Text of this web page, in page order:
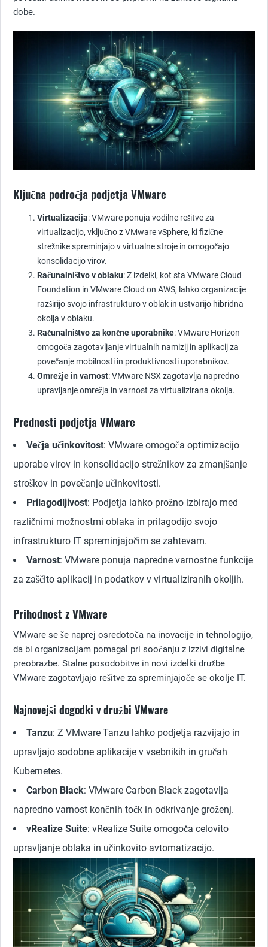
dobe.
Ključna področja podjetja VMware
Virtualizacija: VMware ponuja vodilne rešitve za
virtualizacijo, vključno z VMware vSphere, ki fizične
strežnike spreminjajo v virtualne stroje in omogočajo
konsolidacijo virov.
Računalništvo v oblaku: Z izdelki, kot sta VMware Cloud
Foundation in VMware Cloud on AWS, lahko organizacije
razširijo svojo infrastrukturo v oblak in ustvarijo hibridna
okolja v oblaku.
Računalništvo za končne uporabnike: VMware Horizon
omogoča zagotavljanje virtualnih namizij in aplikacij za
povečanje mobilnosti in produktivnosti uporabnikov.
Omrežje in varnost: VMware NSX zagotavlja napredno
upravljanje omrežja in varnost za virtualizirana okolja.
Prednosti podjetja VMware
Večja učinkovitost: VMware omogoča optimizacijo
uporabe virov in konsolidacijo strežnikov za zmanjšanje
stroškov in povečanje učinkovitosti.
Prilagodljivost: Podjetja lahko prožno izbirajo med
različnimi možnostmi oblaka in prilagodijo svojo
infrastrukturo IT spreminjajočim se zahtevam.
Varnost: VMware ponuja napredne varnostne funkcije
za zaščito aplikacij in podatkov v virtualiziranih okoljih.
Prihodnost z VMware
VMware se še naprej osredotoča na inovacije in tehnologijo,
da bi organizacijam pomagal pri soočanju z izzivi digitalne
preobrazbe. Stalne posodobitve in novi izdelki družbe
VMware zagotavljajo rešitve za spreminjajoče se okolje IT.
Najnovejši dogodki v družbi VMware
Tanzu: Z VMware Tanzu lahko podjetja razvijajo in
upravljajo sodobne aplikacije v vsebnikih in gručah
Kubernetes.
Carbon Black: VMware Carbon Black zagotavlja
napredno varnost končnih točk in odkrivanje groženj.
vRealize Suite: vRealize Suite omogoča celovito
upravljanje oblaka in učinkovito avtomatizacijo.